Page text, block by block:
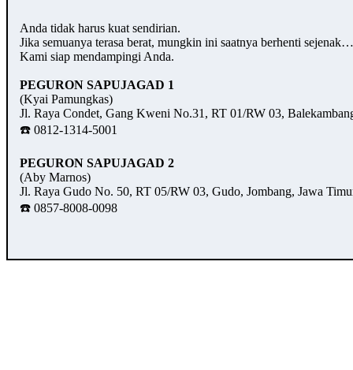
Anda tidak harus kuat sendirian.
Jika semuanya terasa berat, mungkin ini saatnya berhenti
Kami siap mendampingi Anda.
PEGURON SAPUJAGAD 1
(Kyai Pamungkas)
Jl. Raya Condet, Gang Kweni No.31, RT 01/RW 03,
☎️ 0812-1314-5001
PEGURON SAPUJAGAD 2
(Aby Marnos)
Jl. Raya Gudo No. 50, RT 05/RW 03, Gudo, Jombang, Jawa
☎️ 0857-8008-0098